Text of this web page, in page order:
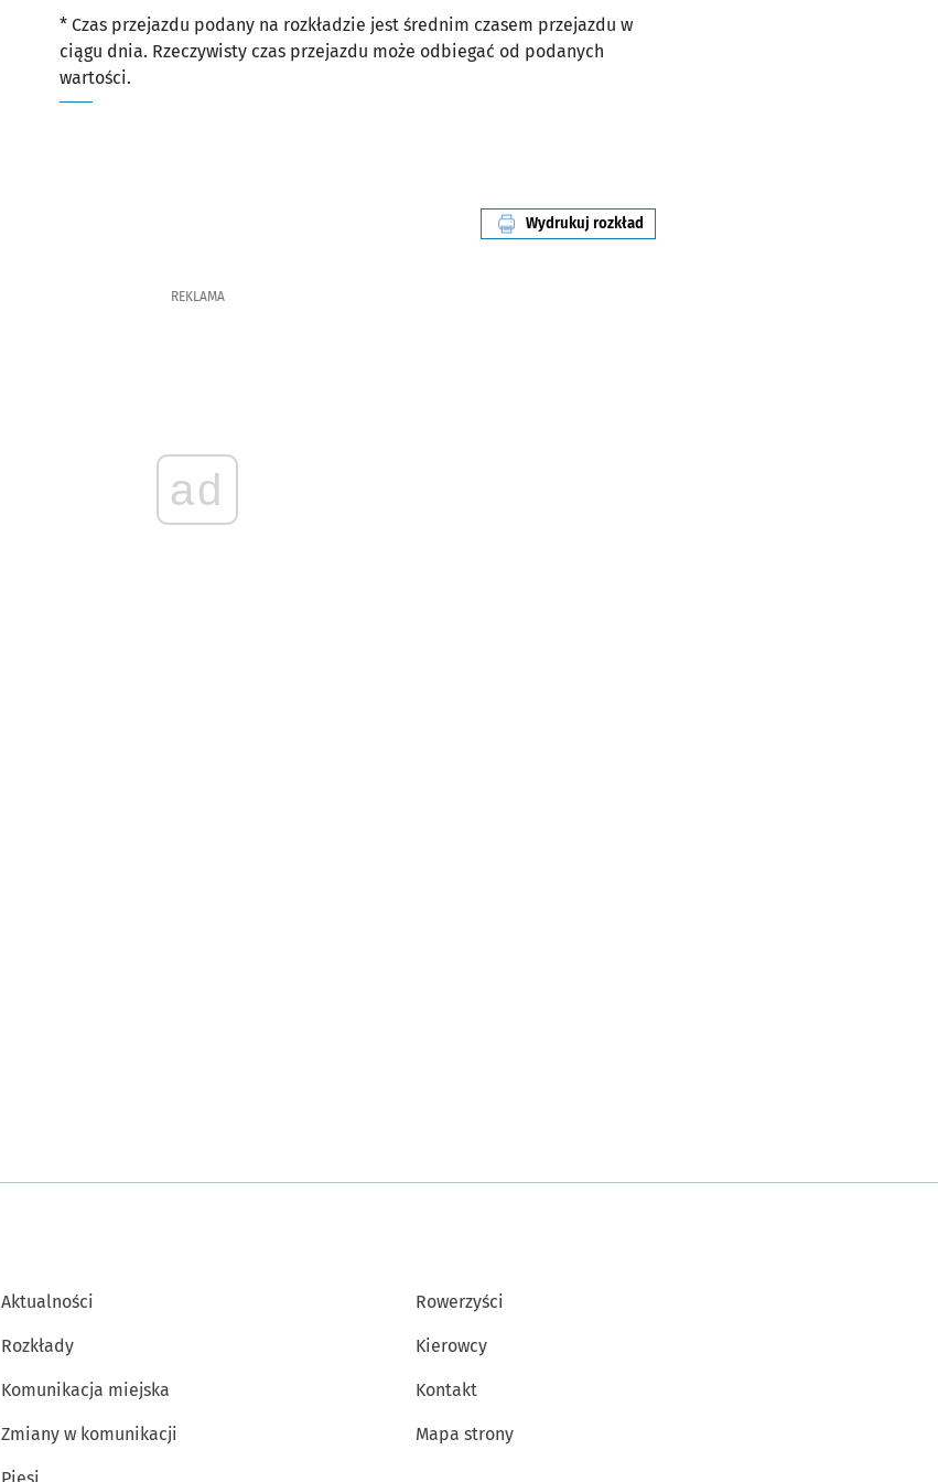
* Czas przejazdu podany na rozkładzie jest średnim czasem przejazdu w
ciągu dnia. Rzeczywisty czas przejazdu może odbiegać od podanych
wartości.
Wydrukuj rozkład
linii nr 907
REKLAMA
ad
Aktualności
Rozkłady
Komunikacja miejska
Zmiany w komunikacji
Piesi
Rowerzyści
Kierowcy
Kontakt
Mapa strony